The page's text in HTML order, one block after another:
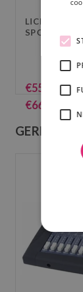
LICHTSET
SPOT
€55.00 (excl.
€66.55